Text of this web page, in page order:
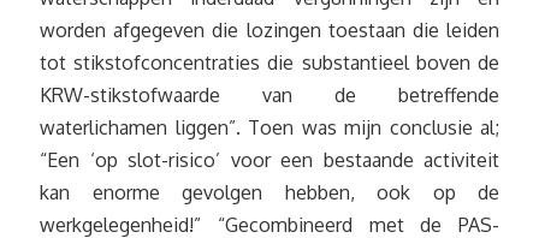
worden afgegeven die lozingen toestaan die leiden
tot stikstofconcentraties die substantieel boven de
KRW-stikstofwaarde van de betreffende
waterlichamen liggen”. Toen was mijn conclusie al;
“Een ‘op slot-risico’ voor een bestaande activiteit
kan enorme gevolgen hebben, ook op de
werkgelegenheid!” “Gecombineerd met de PAS-